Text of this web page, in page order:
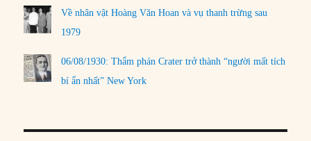
Về nhân vật Hoàng Văn Hoan và vụ thanh trừng sau
1979
06/08/1930: Thẩm phán Crater trở thành “người mất tích
bí ẩn nhất” New York